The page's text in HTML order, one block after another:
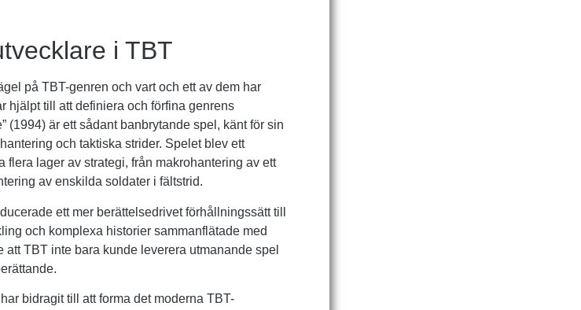
i TBT
på TBT-genren och vart och ett av dem har
hjälpt till att definiera och förfina genrens
(1994) är ett sådant banbrytande spel, känt för sin
och taktiska strider. Spelet blev ett
flera lager av strategi, från makrohantering av ett
av enskilda soldater i fältstrid.
ett mer berättelsedrivet förhållningssätt till
och komplexa historier sammanflätade med
TBT inte bara kunde leverera utmanande spel
har bidragit till att forma det moderna TBT-